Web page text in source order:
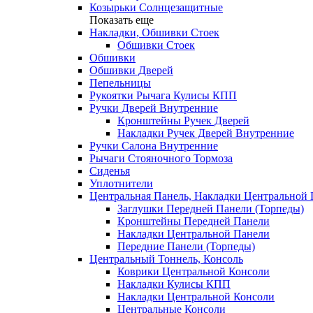
Козырьки Солнцезащитные
Показать еще
Накладки, Обшивки Стоек
Обшивки Стоек
Обшивки
Обшивки Дверей
Пепельницы
Рукоятки Рычага Кулисы КПП
Ручки Дверей Внутренние
Кронштейны Ручек Дверей
Накладки Ручек Дверей Внутренние
Ручки Салона Внутренние
Рычаги Стояночного Тормоза
Сиденья
Уплотнители
Центральная Панель, Накладки Центральной
Заглушки Передней Панели (Торпеды)
Кронштейны Передней Панели
Накладки Центральной Панели
Передние Панели (Торпеды)
Центральный Тоннель, Консоль
Коврики Центральной Консоли
Накладки Кулисы КПП
Накладки Центральной Консоли
Центральные Консоли